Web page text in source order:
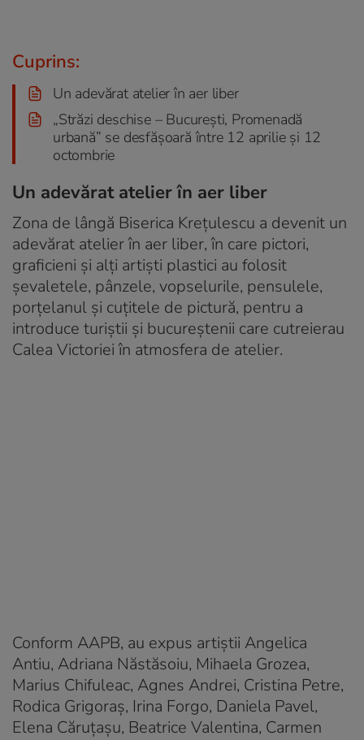
Cuprins:
Un adevărat atelier în aer liber
„Străzi deschise – București, Promenadă
urbană” se desfășoară între 12 aprilie și 12
octombrie
Un adevărat atelier în aer liber
Zona de lângă Biserica Krețulescu a devenit un
adevărat atelier în aer liber, în care pictori,
graficieni și alți artiști plastici au folosit
șevaletele, pânzele, vopselurile, pensulele,
porțelanul și cuțitele de pictură, pentru a
introduce turiștii și bucureștenii care cutreierau
Calea Victoriei în atmosfera de atelier.
Conform AAPB, au expus artiștii Angelica
Antiu, Adriana Năstăsoiu, Mihaela Grozea,
Marius Chifuleac, Agnes Andrei, Cristina Petre,
Rodica Grigoraș, Irina Forgo, Daniela Pavel,
Elena Căruțașu, Beatrice Valentina, Carmen